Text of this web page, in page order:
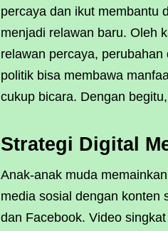
percaya dan ikut membantu
menjadi relawan baru. Oleh
relawan percaya,
politik bisa membawa
cukup bicara. Dengan
Strategi Digital
Anak-anak muda
media sosial dengan konten
dan Facebook. Video